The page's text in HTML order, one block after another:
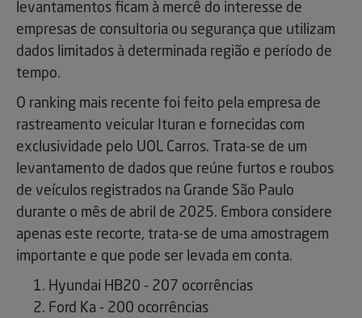
levantamentos ficam à mercê do interesse de
empresas de consultoria ou segurança que utilizam
dados limitados à determinada região e período de
tempo.
O ranking mais recente foi feito pela empresa de
rastreamento veicular Ituran e fornecidas com
exclusividade pelo UOL Carros. Trata-se de um
levantamento de dados que reúne furtos e roubos
de veículos registrados na Grande São Paulo
durante o mês de abril de 2025. Embora considere
apenas este recorte, trata-se de uma amostragem
importante e que pode ser levada em conta.
Hyundai HB20 - 207 ocorrências
Ford Ka - 200 ocorrências